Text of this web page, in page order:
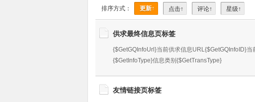
排序方式： 更新↑ 点击↑ 评论↑ 星级↑
供求最终信息页标签
{$GetGQInfoUrl}当前供求信息URL{$GetGQInfoID}
{$GetInfoType}信息类别{$GetTransType}
友情链接页标签